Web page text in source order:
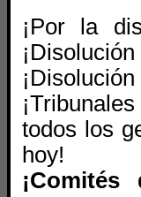
¡Por la
todos los
hoy!